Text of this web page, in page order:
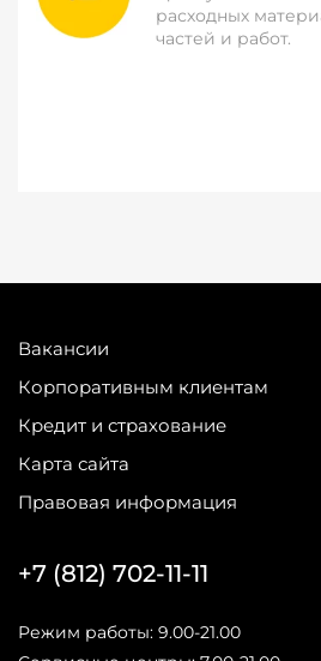
расходных
частей и работ.
Вакансии
Корпоративным клиентам
Кредит и страхование
Карта сайта
Правовая информация
+7 (812) 702-11-11
Режим работы: 9.00-21.00